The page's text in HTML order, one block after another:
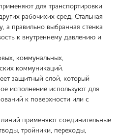
для транспортировки
рабочихих сред. Стальная
а правильно выбранная стенка
к внутреннему давлению и
коммунальных,
коммуникаций.
защитный слой, который
исполнение используют для
к поверхности или с
применяют соединительные
тройники, переходы,